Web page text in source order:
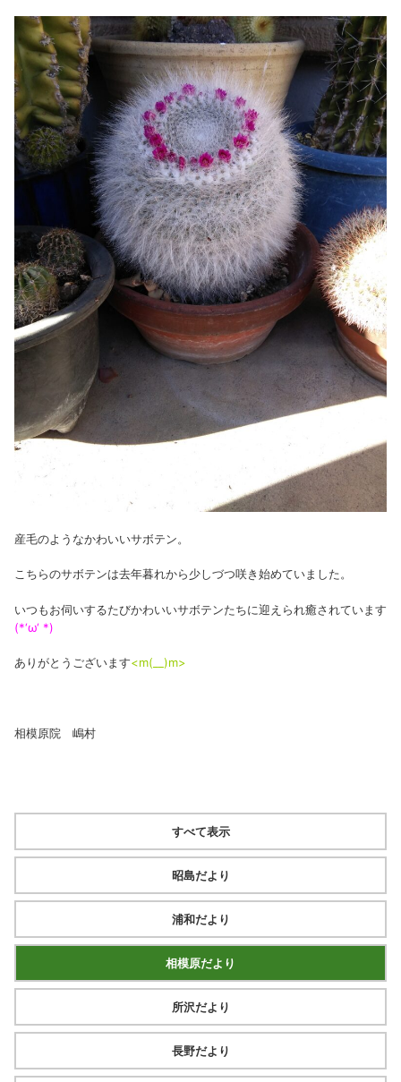
産毛のようなかわいいサボテン。
こちらのサボテンは去年暮れから少しづつ咲き始めていました。
いつもお伺いするたびかわいいサボテンたちに迎えられ癒されています
(*‘ω‘ *)
ありがとうございます<m(__)m>
相模原院 嶋村
すべて表示
昭島だより
浦和だより
相模原だより
所沢だより
長野だより